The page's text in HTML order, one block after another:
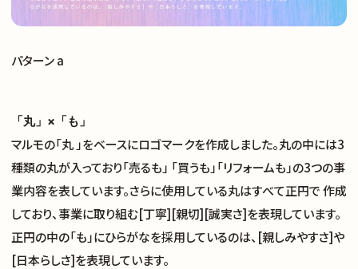
パターン a
「丸」×「も」
マルモの「丸 」をベースにロゴマークを作成しました。丸の中には3
種類の丸が入っており「売るも」 「買うも」「リフォームも」の3つの事
業内容を表しています。さらに使用している丸はすべて正円で 作成
しており、事業に取り組む[丁寧][親切][誠実さ]を表現しています。
正円の中の「も」にひらがなを採用しているのは、[親しみやすさ]や
[日本らしさ]を表現しています。